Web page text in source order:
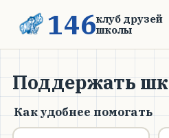
146клуб друзей
школы
Поддержать
Как удобнее помогать